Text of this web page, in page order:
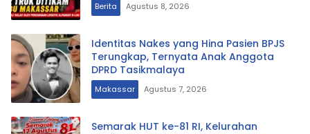
Berita Agustus 8, 2026
Identitas Nakes yang Hina Pasien BPJS
Terungkap, Ternyata Anak Anggota
DPRD Tasikmalaya
Makassar Agustus 7, 2026
Semarak HUT ke-81 RI, Kelurahan